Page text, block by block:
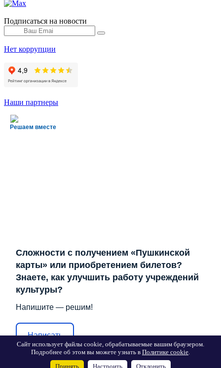
Подписаться на новости
Нет коррупции
Наши партнеры
Решаем вместе
Сложности с получением «Пушкинской
карты» или приобретением билетов?
Знаете, как улучшить работу учреждений
культуры?
Напишите — решим!
Написать
Сайт использует файлы cookie, обрабатываемые вашим браузером.
Подробнее об этом вы можете узнать в Политике cookie.
Принять Настроить Отклонить